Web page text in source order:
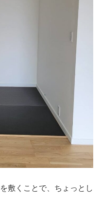
敷くことで、ちょっとし